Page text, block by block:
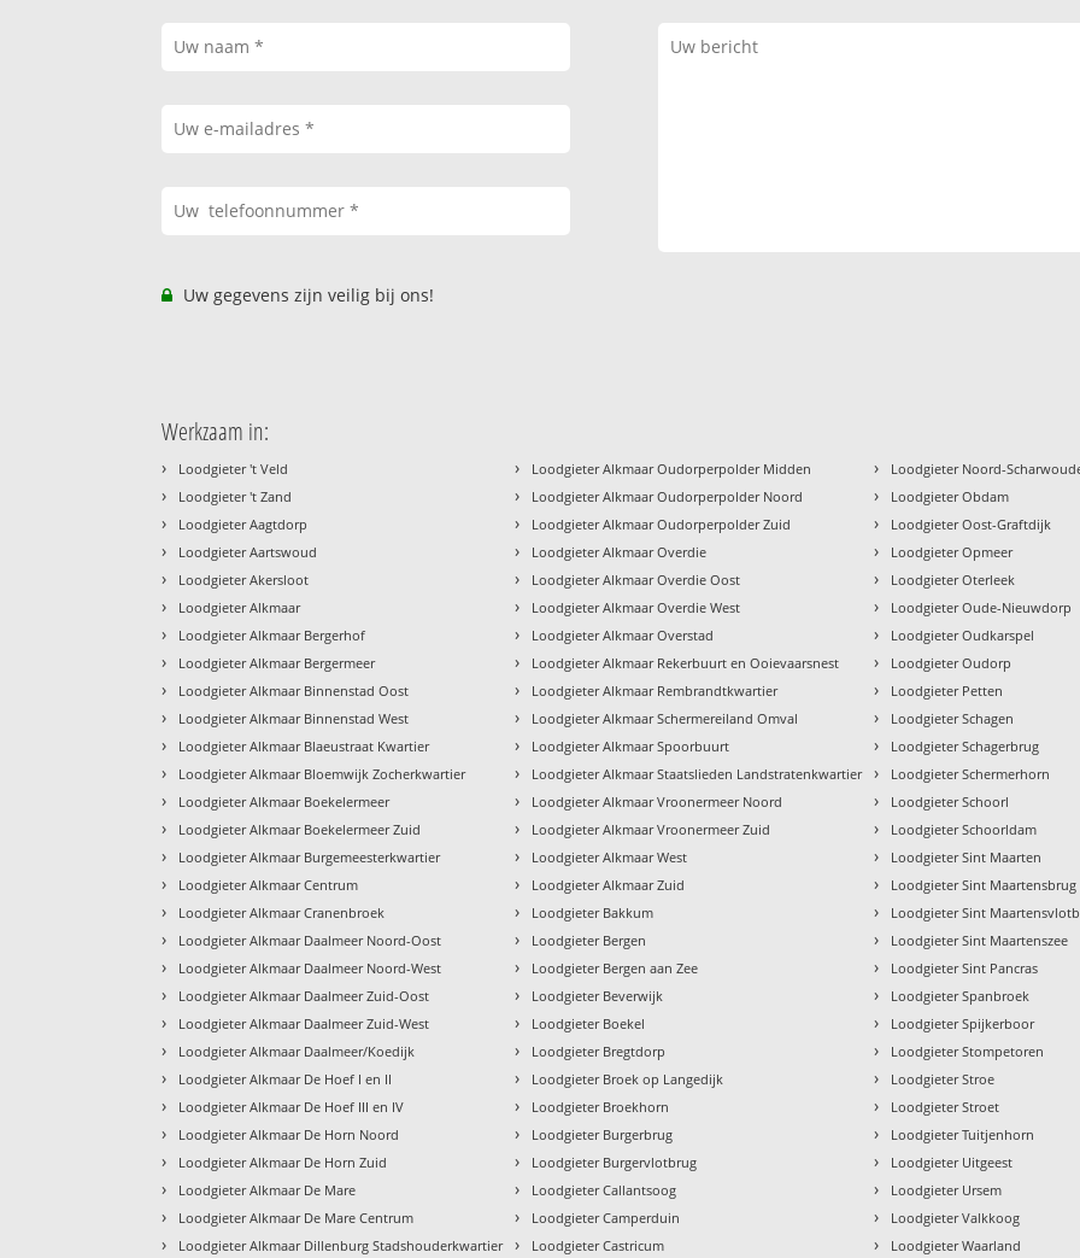
Uw gegevens zijn veilig bij ons!
Werkzaam in:
› Loodgieter 't Veld
› Loodgieter 't Zand
› Loodgieter Aagtdorp
› Loodgieter Aartswoud
› Loodgieter Akersloot
› Loodgieter Alkmaar
› Loodgieter Alkmaar Bergerhof
› Loodgieter Alkmaar Bergermeer
› Loodgieter Alkmaar Binnenstad Oost
› Loodgieter Alkmaar Binnenstad West
› Loodgieter Alkmaar Blaeustraat Kwartier
› Loodgieter Alkmaar Bloemwijk Zocherkwartier
› Loodgieter Alkmaar Boekelermeer
› Loodgieter Alkmaar Boekelermeer Zuid
› Loodgieter Alkmaar Burgemeesterkwartier
› Loodgieter Alkmaar Centrum
› Loodgieter Alkmaar Cranenbroek
› Loodgieter Alkmaar Daalmeer Noord-Oost
› Loodgieter Alkmaar Daalmeer Noord-West
› Loodgieter Alkmaar Daalmeer Zuid-Oost
› Loodgieter Alkmaar Daalmeer Zuid-West
› Loodgieter Alkmaar Daalmeer/Koedijk
› Loodgieter Alkmaar De Hoef I en II
› Loodgieter Alkmaar De Hoef III en IV
› Loodgieter Alkmaar De Horn Noord
› Loodgieter Alkmaar De Horn Zuid
› Loodgieter Alkmaar De Mare
› Loodgieter Alkmaar De Mare Centrum
› Loodgieter Alkmaar Dillenburg Stadshouderkwartier
› Loodgieter Alkmaar Oudorperpolder Midden
› Loodgieter Alkmaar Oudorperpolder Noord
› Loodgieter Alkmaar Oudorperpolder Zuid
› Loodgieter Alkmaar Overdie
› Loodgieter Alkmaar Overdie Oost
› Loodgieter Alkmaar Overdie West
› Loodgieter Alkmaar Overstad
› Loodgieter Alkmaar Rekerbuurt en Ooievaarsnest
› Loodgieter Alkmaar Rembrandtkwartier
› Loodgieter Alkmaar Schermereiland Omval
› Loodgieter Alkmaar Spoorbuurt
› Loodgieter Alkmaar Staatslieden Landstratenkwartier
› Loodgieter Alkmaar Vroonermeer Noord
› Loodgieter Alkmaar Vroonermeer Zuid
› Loodgieter Alkmaar West
› Loodgieter Alkmaar Zuid
› Loodgieter Bakkum
› Loodgieter Bergen
› Loodgieter Bergen aan Zee
› Loodgieter Beverwijk
› Loodgieter Boekel
› Loodgieter Bregtdorp
› Loodgieter Broek op Langedijk
› Loodgieter Broekhorn
› Loodgieter Burgerbrug
› Loodgieter Burgervlotbrug
› Loodgieter Callantsoog
› Loodgieter Camperduin
› Loodgieter Castricum
› Loodgieter Noord-
› Loodgieter Obdam
› Loodgieter Oost-Graftdijk
› Loodgieter Opmeer
› Loodgieter Oterleek
› Loodgieter Oude-Nieuwdorp
› Loodgieter Oudkarspel
› Loodgieter Oudorp
› Loodgieter Petten
› Loodgieter Schagen
› Loodgieter Schagerbrug
› Loodgieter Schermerhorn
› Loodgieter Schoorl
› Loodgieter Schoorldam
› Loodgieter Sint Maarten
› Loodgieter Sint Maartensbrug
› Loodgieter Sint
› Loodgieter Sint Maartenszee
› Loodgieter Sint Pancras
› Loodgieter Spanbroek
› Loodgieter Spijkerboor
› Loodgieter Stompetoren
› Loodgieter Stroe
› Loodgieter Stroet
› Loodgieter Tuitjenhorn
› Loodgieter Uitgeest
› Loodgieter Ursem
› Loodgieter Valkkoog
› Loodgieter Waarland